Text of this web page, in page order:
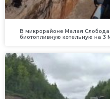
В микрорайоне Малая
биотопливную котельную на 3